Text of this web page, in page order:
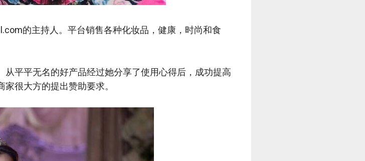
的主持人。平台销售各种化妆品，健康，时尚和食
平平无名的好产品经过她分享了使用心得后，成功提高
很大方的提出赞助要求。